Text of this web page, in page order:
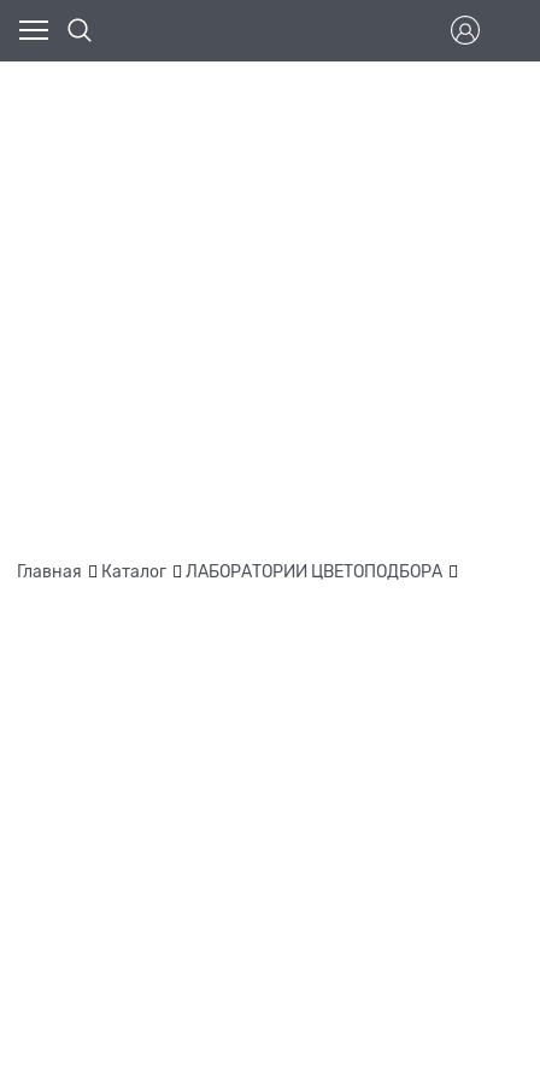
Главная Каталог ЛАБОРАТОРИИ ЦВЕТОПОДБОРА